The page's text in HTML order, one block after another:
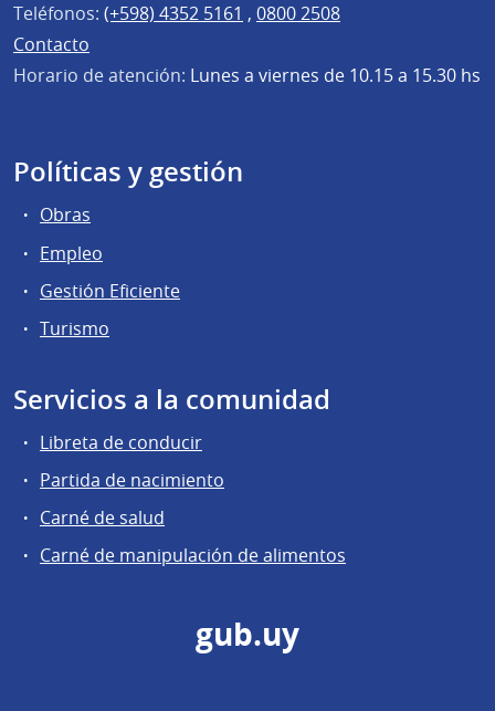
Teléfonos: (+598) 4352 5161 , 0800 2508
Contacto
Horario de atención: Lunes a viernes de 10.15 a 15.30 hs
Políticas y gestión
Obras
Empleo
Gestión Eficiente
Turismo
Servicios a la comunidad
Libreta de conducir
Partida de nacimiento
Carné de salud
Carné de manipulación de alimentos
gub.uy